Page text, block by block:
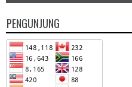
PENGUNJUNG